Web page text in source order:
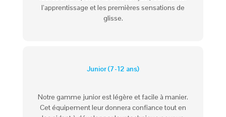
l’apprentissage et les premières sensations de
glisse.
Junior (7-12 ans)
Notre gamme junior est légère et facile à manier.
Cet équipement leur donnera confiance tout en